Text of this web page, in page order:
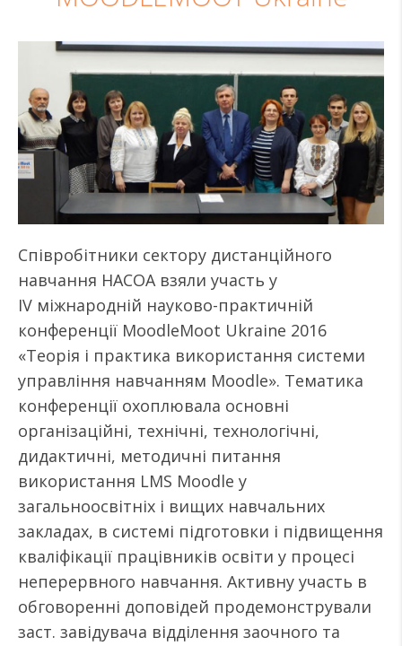
Співробітники сектору дистанційного
навчання НАСОА взяли участь у
IV міжнародній науково-практичній
конференції MoodleMoot Ukraine 2016
«Теорія і практика використання системи
управління навчанням Moodle». Тематика
конференції охоплювала основні
організаційні, технічні, технологічні,
дидактичні, методичні питання
використання LMS Moodle у
загальноосвітніх і вищих навчальних
закладах, в системі підготовки і підвищення
кваліфікації працівників освіти у процесі
неперервного навчання. Активну участь в
обговоренні доповідей продемонстрували
заст. завідувача відділення заочного та